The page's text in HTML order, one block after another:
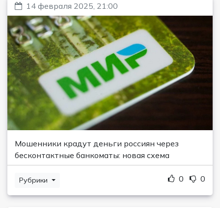
14 февраля 2025, 21:00
Мошенники крадут деньги россиян через
бесконтактные банкоматы: новая схема
Рубрики 0 0